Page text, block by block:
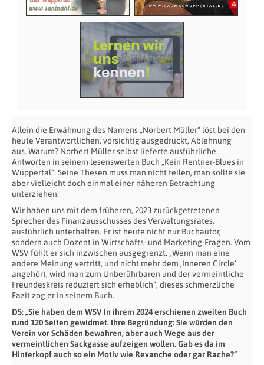
Allein die Erwähnung des Namens „Norbert Müller“ löst bei den
heute Verantwortlichen, vorsichtig ausgedrückt, Ablehnung
aus. Warum? Norbert Müller selbst lieferte ausführliche
Antworten in seinem lesenswerten Buch „Kein Rentner-Blues in
Wuppertal“. Seine Thesen muss man nicht teilen, man sollte sie
aber vielleicht doch einmal einer näheren Betrachtung
unterziehen.
Wir haben uns mit dem früheren, 2023 zurückgetretenen
Sprecher des Finanzausschusses des Verwaltungsrates,
ausführlich unterhalten. Er ist heute nicht nur Buchautor,
sondern auch Dozent in Wirtschafts- und Marketing-Fragen. Vom
WSV fühlt er sich inzwischen ausgegrenzt. „Wenn man eine
andere Meinung vertritt, und nicht mehr dem ‚Inneren Circle‘
angehört, wird man zum Unberührbaren und der vermeintliche
Freundeskreis reduziert sich erheblich“, dieses schmerzliche
Fazit zog er in seinem Buch.
DS: „Sie haben dem WSV In ihrem 2024 erschienen zweiten Buch
rund 120 Seiten gewidmet. Ihre Begründung: Sie würden den
Verein vor Schäden bewahren, aber auch Wege aus der
vermeintlichen Sackgasse aufzeigen wollen. Gab es da im
Hinterkopf auch so ein Motiv wie Revanche oder gar Rache?“